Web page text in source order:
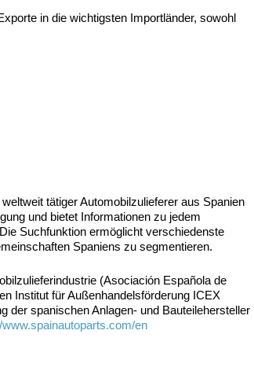
in die wichtigsten Importländer, sowohl
tätiger Automobilzulieferer aus Spanien
und bietet Informationen zu jedem
Suchfunktion ermöglicht verschiedenste
Spaniens zu segmentieren.
(Asociación Española de
Institut für Außenhandelsförderung ICEX
der spanischen Anlagen- und Bauteilehersteller
www.spainautoparts.com/en